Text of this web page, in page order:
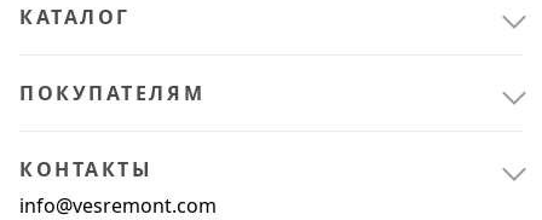
КАТАЛОГ
ПОКУПАТЕЛЯМ
КОНТАКТЫ
info@vesremont.com